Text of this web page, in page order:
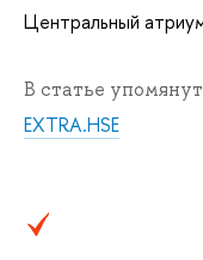
Центральный
В статье
EXTRA.HSE